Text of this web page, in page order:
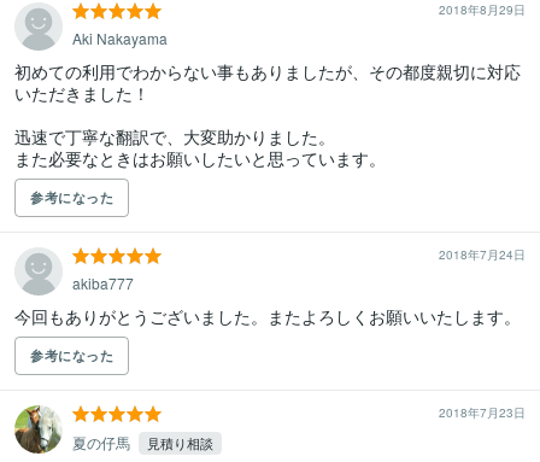
2018年8月29日
Aki Nakayama
初めての利用でわからない事もありましたが、その都度親切に対応
いただきました！
迅速で丁寧な翻訳で、大変助かりました。
また必要なときはお願いしたいと思っています。
参考になった
2018年7月24日
akiba777
今回もありがとうございました。またよろしくお願いいたします。
参考になった
2018年7月23日
夏の仔馬 見積り相談